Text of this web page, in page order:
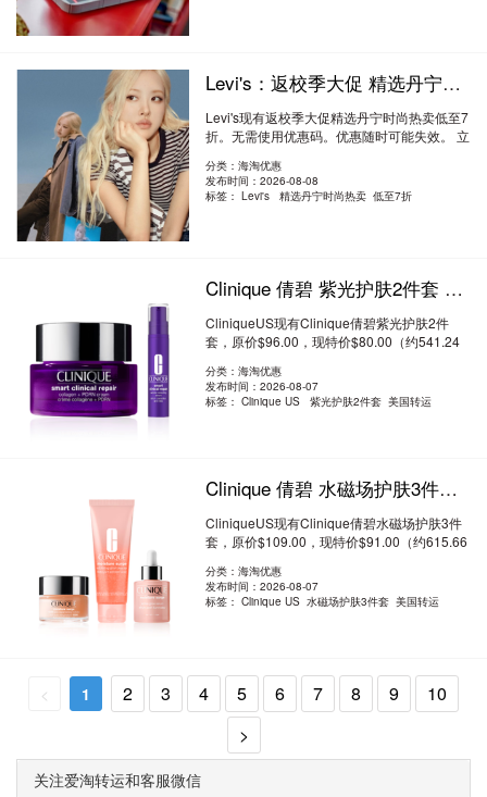
Levi's：返校季大促 精选丹宁时尚热卖 低至7折
Levi's现有返校季大促精选丹宁时尚热卖低至7
折。无需使用优惠码。优惠随时可能失效。 立
分类：海淘优惠
发布时间：2026-08-08
标签：Levi's 精选丹宁时尚热卖 低至7折
Clinique 倩碧 紫光护肤2件套 8.3折 $80（约541.24元）
CliniqueUS现有Clinique倩碧紫光护肤2件
套，原价$96.00，现特价$80.00（约541.24
分类：海淘优惠
发布时间：2026-08-07
标签：Clinique US 紫光护肤2件套 美国转运
Clinique 倩碧 水磁场护肤3件套 8.3折 $91（约615.66元）
CliniqueUS现有Clinique倩碧水磁场护肤3件
套，原价$109.00，现特价$91.00（约615.66
分类：海淘优惠
发布时间：2026-08-07
标签：Clinique US 水磁场护肤3件套 美国转运
< 1 2 3 4 5 6 7 8 9
10
>
关注爱淘转运和客服微信